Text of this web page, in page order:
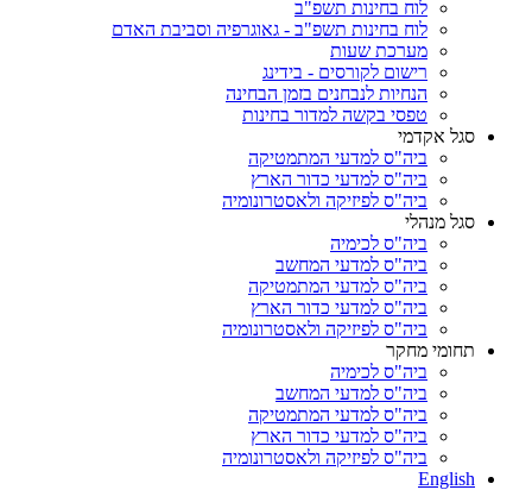
לוח בחינות תשפ"ב
לוח בחינות תשפ"ב - גאוגרפיה וסביבת האדם
מערכת שעות
רישום לקורסים - בידינג
הנחיות לנבחנים בזמן הבחינה
טפסי בקשה למדור בחינות
סגל אקדמי
ביה"ס למדעי המתמטיקה
ביה"ס למדעי כדור הארץ
ביה"ס לפיזיקה ולאסטרונומיה
סגל מנהלי
ביה"ס לכימיה
ביה"ס למדעי המחשב
ביה"ס למדעי המתמטיקה
ביה"ס למדעי כדור הארץ
ביה"ס לפיזיקה ולאסטרונומיה
תחומי מחקר
ביה"ס לכימיה
ביה"ס למדעי המחשב
ביה"ס למדעי המתמטיקה
ביה"ס למדעי כדור הארץ
ביה"ס לפיזיקה ולאסטרונומיה
English